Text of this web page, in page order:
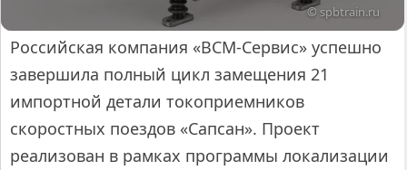
© spbtrain.ru
Российская компания «ВСМ-Сервис» успешно
завершила полный цикл замещения 21
импортной детали токоприемников
скоростных поездов «Сапсан». Проект
реализован в рамках программы локализации